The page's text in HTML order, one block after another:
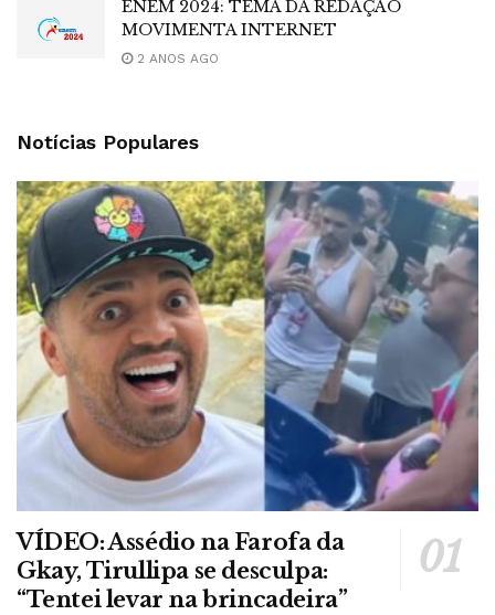
ENEM 2024: TEMA DA REDAÇÃO
MOVIMENTA INTERNET
2 ANOS AGO
Notícias Populares
VÍDEO: Assédio na Farofa da
Gkay, Tirullipa se desculpa:
“Tentei levar na brincadeira”